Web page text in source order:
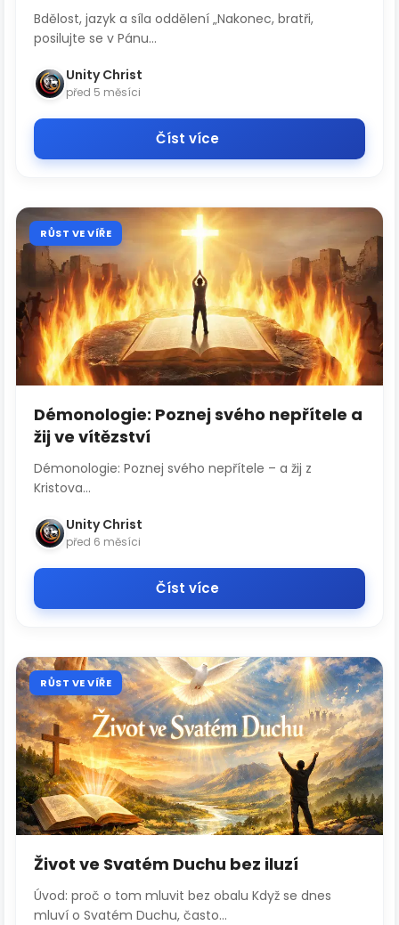
Bdělost, jazyk a síla oddělení „Nakonec, bratři,
posilujte se v Pánu...
Unity Christ
před 5 měsíci
Číst více
RŮST VE VÍŘE
Démonologie: Poznej svého nepřítele a
žij ve vítězství
Démonologie: Poznej svého nepřítele – a žij z
Kristova...
Unity Christ
před 6 měsíci
Číst více
RŮST VE VÍŘE
Život ve Svatém Duchu bez iluzí
Úvod: proč o tom mluvit bez obalu Když se dnes
mluví o Svatém Duchu, často...